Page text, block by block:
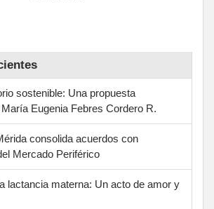
sostenible: Una propuesta
Eugenia Febres Cordero R.
consolida acuerdos con
Mercado Periférico
lactancia materna: Un acto de amor y